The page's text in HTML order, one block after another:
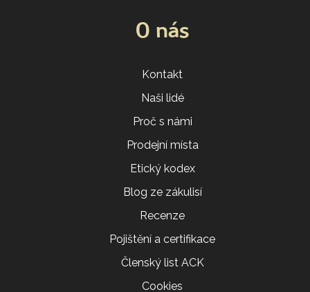
O nás
Kontakt
Naši lidé
Proč s námi
Prodejní místa
Etický kodex
Blog ze zákulisí
Recenze
Pojištění a certifikace
Členský list ACK
Cookies